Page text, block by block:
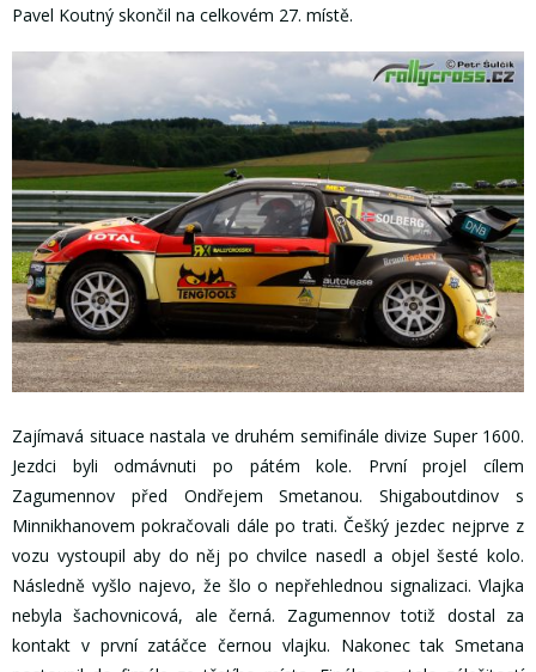
Pavel Koutný skončil na celkovém 27. místě.
Zajímavá situace nastala ve druhém semifinále divize Super 1600.
Jezdci byli odmávnuti po pátém kole. První projel cílem
Zagumennov před Ondřejem Smetanou. Shigaboutdinov s
Minnikhanovem pokračovali dále po trati. Češký jezdec nejprve z
vozu vystoupil aby do něj po chvilce nasedl a objel šesté kolo.
Následně vyšlo najevo, že šlo o nepřehlednou signalizaci. Vlajka
nebyla šachovnicová, ale černá. Zagumennov totiž dostal za
kontakt v první zatáčce černou vlajku. Nakonec tak Smetana